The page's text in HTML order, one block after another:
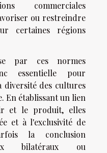
commerciales
ou restreindre
certaines régions
par ces normes
essentielle pour
des cultures
En établissant un lien
et le produit, elles
et à l'exclusivité de
la conclusion
bilatéraux ou